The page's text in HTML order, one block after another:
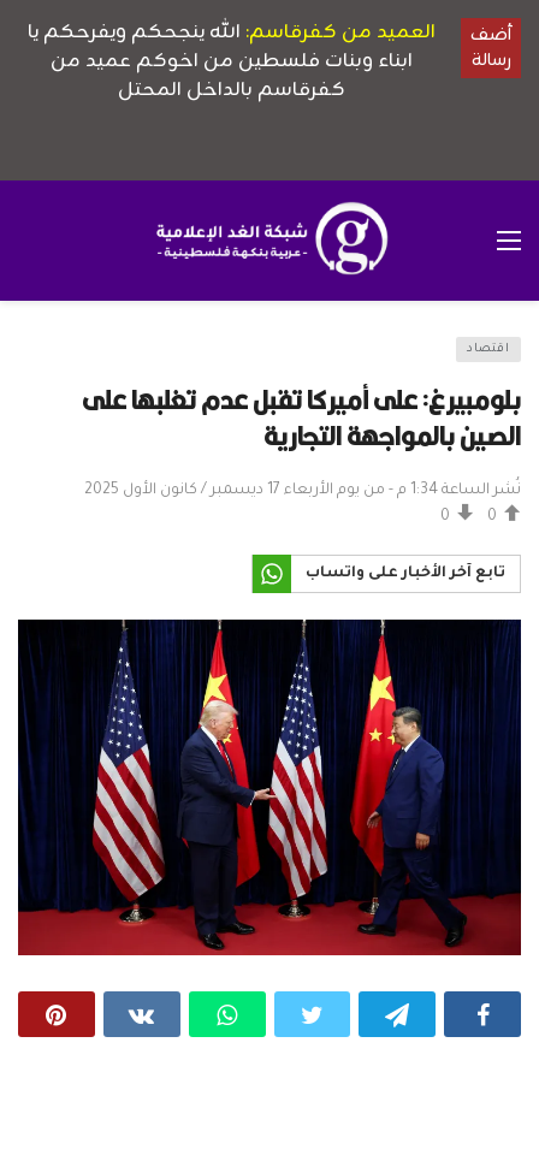
اقتصاد
بلومبيرغ: على أميركا تقبل عدم تغلبها على
الصين بالمواجهة التجارية
نُشر الساعة 1:34 م - من يوم الأربعاء 17 ديسمبر / كانون الأول 2025
0
0
تابع آخر الأخبار على واتساب